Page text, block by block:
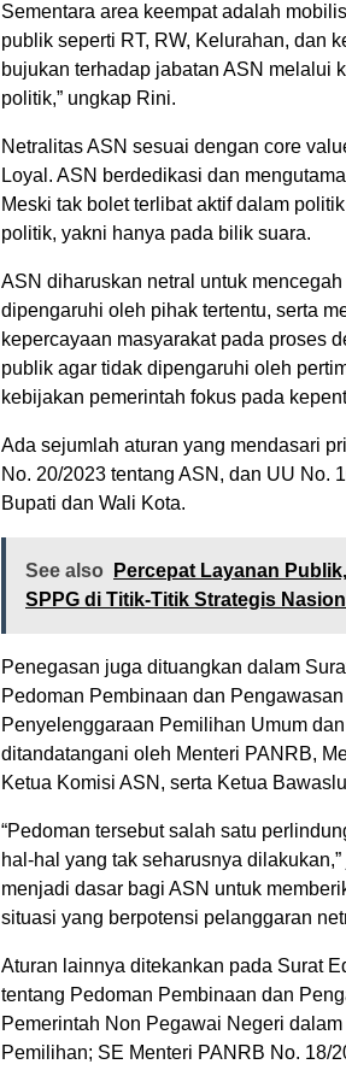
Sementara area keempat adalah
publik seperti RT, RW, Kelurahan, dan
bujukan terhadap jabatan ASN melalui
politik,” ungkap Rini.
Netralitas ASN sesuai dengan core
Loyal. ASN berdedikasi dan
Meski tak bolet terlibat aktif dalam
politik, yakni hanya pada bilik suara.
ASN diharuskan netral untuk
dipengaruhi oleh pihak tertentu, serta
kepercayaan masyarakat pada proses
publik agar tidak dipengaruhi oleh
kebijakan pemerintah fokus pada
Ada sejumlah aturan yang mendasari
No. 20/2023 tentang ASN, dan UU No.
Bupati dan Wali Kota.
See also
Percepat Layanan
SPPG di Titik-Titik Strategis
Penegasan juga dituangkan dalam
Pedoman Pembinaan dan
Penyelenggaraan Pemilihan Umum
ditandatangani oleh Menteri PANRB,
Ketua Komisi ASN, serta Ketua
“Pedoman tersebut salah satu
hal-hal yang tak seharusnya
menjadi dasar bagi ASN untuk
situasi yang berpotensi pelanggaran
Aturan lainnya ditekankan pada Surat
tentang Pedoman Pembinaan dan
Pemerintah Non Pegawai Negeri
Pemilihan; SE Menteri PANRB No. 18/